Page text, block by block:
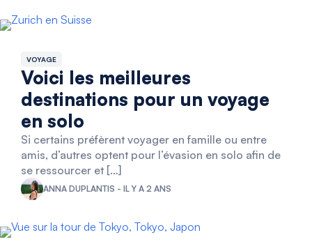
VOYAGE
Voici les meilleures
destinations pour un voyage
en solo
Si certains préfèrent voyager en famille ou entre
amis, d’autres optent pour l’évasion en solo afin de
se ressourcer et […]
ANNA DUPLANTIS - IL Y A 2 ANS